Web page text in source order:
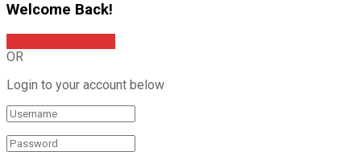
Welcome Back!
OR
Login to your account below